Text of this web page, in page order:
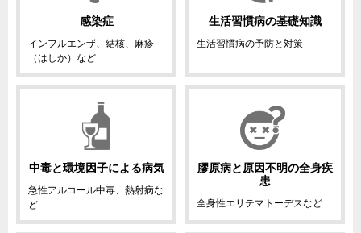
感染症
インフルエンザ、結核、麻疹
（はしか）など
生活習慣病の基礎知識
生活習慣病の予防と対策
中毒と環境因子による病気
急性アルコール中毒、熱射病な
ど
膠原病と原因不明の全身疾
患
全身性エリテマトーデスなど